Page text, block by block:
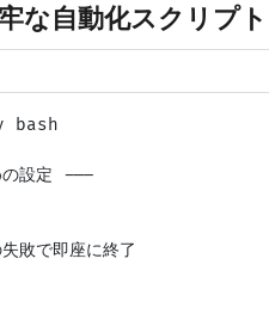
な自動化スクリプト
bash
設定 ---
で即座に終了